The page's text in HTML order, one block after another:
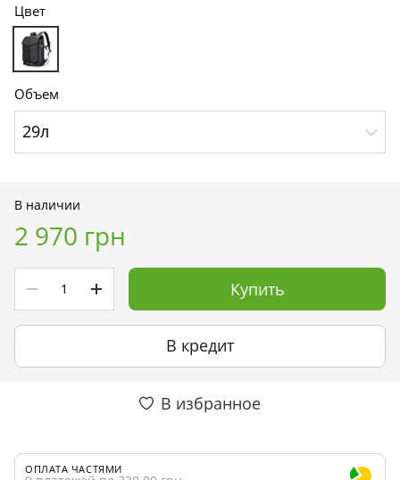
Цвет
Объем
29л
В наличии
2 970 грн
Купить
В кредит
В избранное
ОПЛАТА ЧАСТЯМИ